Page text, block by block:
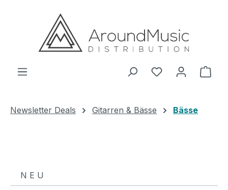
Zum Hauptinhalt springen
Newsletter Deals Gitarren & Bässe Bässe
N E U